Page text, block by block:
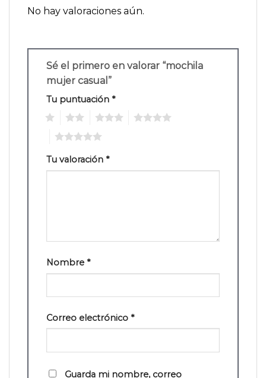
No hay valoraciones aún.
Sé el primero en valorar “mochila
mujer casual”
Tu puntuación *
Tu valoración *
Nombre *
Correo electrónico *
Guarda mi nombre, correo